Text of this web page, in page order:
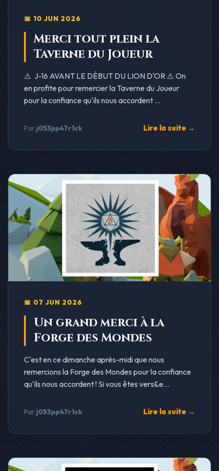
📅 10 JUN 2026
Merci tout plein la
Taverne du Joueur
⚠️ J-16 AVANT LE DÉBUT DU LION D'OR ⚠️ On
en profite pour remercier la Taverne du Joueur
pour la confiance qu'ils nous accordent ...
Par j053pp47r1ck Lire la suite →
📅 07 JUN 2026
Un grand merci à la
Forge des Mondes
C'est en ce dimanche après-midi que nous
remercions la Forge des Mondes pour la confiance
qu'ils nous accordent ! Si vous êtes vers&e...
Par j053pp47r1ck Lire la suite →